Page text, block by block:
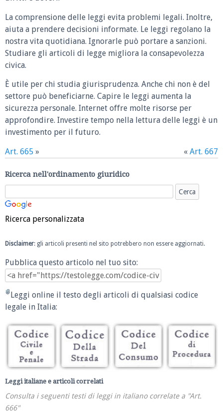
La comprensione delle leggi evita problemi legali. Inoltre,
aiuta a prendere decisioni informate. Le leggi regolano la
nostra vita quotidiana. Ignorarle può portare a sanzioni.
Studiare gli articoli di legge migliora la consapevolezza
civica.
È utile per chi studia giurisprudenza. Anche chi non è del
settore può beneficiarne. Capire le leggi aumenta la
sicurezza personale. Internet offre molte risorse per
approfondire. Investire tempo nella lettura delle leggi è un
investimento per il futuro.
Art. 665 » « Art. 667
Ricerca nell'ordinamento giuridico
Ricerca personalizzata
Disclaimer: gli articoli presenti nel sito potrebbero non essere aggiornati.
Pubblica questo articolo nel tuo sito:
Leggi online il testo degli articoli di qualsiasi codice
legale in Italia:
Leggi italiane e articoli correlati
Consulta i seguenti testi di leggi in italiano correlate a "Art.
666"